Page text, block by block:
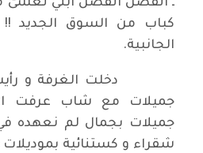
ـ اتفضل اتفضل ابني تعشىّ
كباب من السوق الجديد !!
الجانبية.
دخلت الغرفة و رأيت
جميلات مع شاب عرفت
جميلات بجمال لم نعهده
شقراء و كستنائية